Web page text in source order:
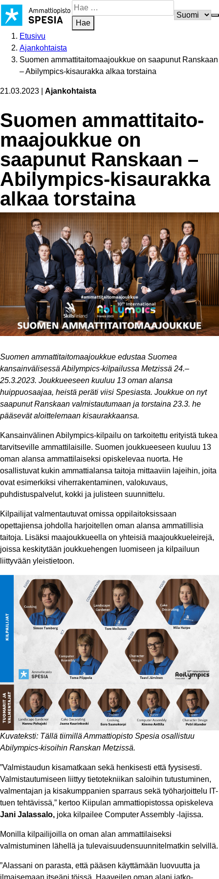
Siirry
sisältöön
Hae
sivustosta
Hae
Etusivu
Ajankohtaista
Suomen ammattitaitomaajoukkue on saapunut Ranskaan
– Abilympics-kisaurakka alkaa torstaina
21.03.2023 Ajankohtaista
Suomen ammat­ti­tai­to­
maa­joukkue on
saapunut Ranskaan –
Abilympics-kisaurakka
alkaa torstaina
Suomen ammattitaitomaajoukkue edustaa Suomea
kansainvälisessä Abilympics-kilpailussa Metzissä 24.–
25.3.2023. Joukkueeseen kuuluu 13 oman alansa
huippuosaajaa, heistä peräti viisi Spesiasta. Joukkue on nyt
saapunut Ranskaan valmistautumaan ja torstaina 23.3. he
pääsevät aloittelemaan kisaurakkaansa.
Kansainvälinen Abilympics-kilpailu on tarkoitettu erityistä tukea
tarvitseville ammattilaisille. Suomen joukkueeseen kuuluu 13
oman alansa ammattilaiseksi opiskelevaa nuorta. He
osallistuvat kukin ammattialansa taitoja mittaaviin lajeihin, joita
ovat esimerkiksi viherrakentaminen, valokuvaus,
puhdistuspalvelut, kokki ja julisteen suunnittelu.
Kilpailijat valmentautuvat omissa oppilaitoksissaan
opettajiensa johdolla harjoitellen oman alansa ammatillisia
taitoja. Lisäksi maajoukkueella on yhteisiä maajoukkueleirejä,
joissa keskitytään joukkuehengen luomiseen ja kilpailuun
liittyvään yleistietoon.
Kuvateksti: Tällä tiimillä Ammattiopisto Spesia osallistuu
Abilympics-kisoihin Ranskan Metzissä.
”Valmistaudun kisamatkaan sekä henkisesti että fyysisesti.
Valmistautumiseen liittyy tietotekniikan saloihin tutustuminen,
valmentajan ja kisakumppanien sparraus sekä työharjoittelu IT-
tuen tehtävissä,” kertoo Kiipulan ammattiopistossa opiskeleva
Jani Jalassalo, joka kilpailee Computer Assembly -lajissa.
Monilla kilpailijoilla on oman alan ammattilaiseksi
valmistuminen lähellä ja tulevaisuudensuunnitelmatkin selvillä.
”Alassani on parasta, että pääsen käyttämään luovuutta ja
ilmaisemaan itseäni töissä. Haaveilen oman alani jatko-